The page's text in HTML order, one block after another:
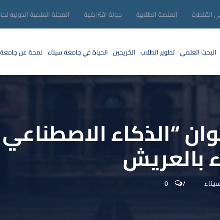
القنطرة المنصة الطلابية جولة افتراضية المجلة العلمية الدولية
البحث العلمي تطوير الطلاب الخريجين الحياة في جامعة سيناء لمحة عن
“الذكاء
بالعريش
0